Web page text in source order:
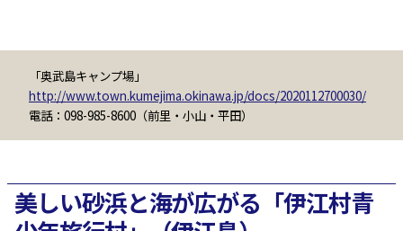
「奥武島キャンプ場」
http://www.town.kumejima.okinawa.jp/docs/2020112700030/
電話：098-985-8600（前里・小山・平田）
美しい砂浜と海が広がる「伊江村青